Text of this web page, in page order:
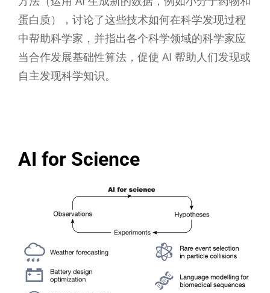
蛋白质），讨论了这些技术如何在科学发现过程
中帮助科学家，并指出各个科学领域的科学家应
当合作发展基础性算法，促使 AI 帮助人们发现或
自主发现科学知识。
AI for Science